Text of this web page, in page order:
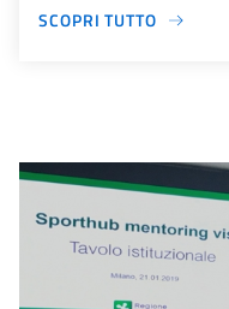
SCOPRI TUTTO